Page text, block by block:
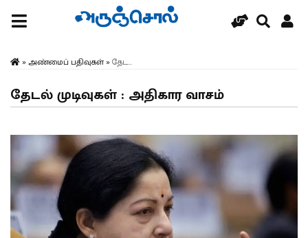
» அண்மைப் பதிவுகள்» தேட...
தேடல் முடிவுகள் : அதிகார வாசம்